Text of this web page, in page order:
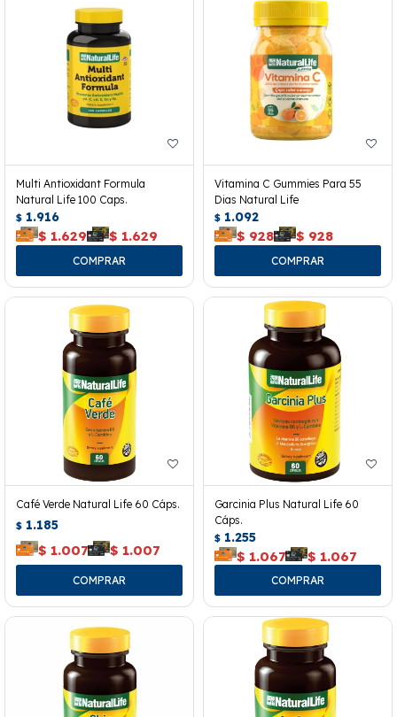
Multi Antioxidant Formula
Natural Life 100 Caps.
$ 1.916
$ 1.629 $ 1.629
Vitamina C Gummies Para 55
Dias Natural Life
$ 1.092
$ 928 $ 928
Café Verde Natural Life 60 Cáps.
$ 1.185
$ 1.007 $ 1.007
Garcinia Plus Natural Life 60
Cáps.
$ 1.255
$ 1.067 $ 1.067